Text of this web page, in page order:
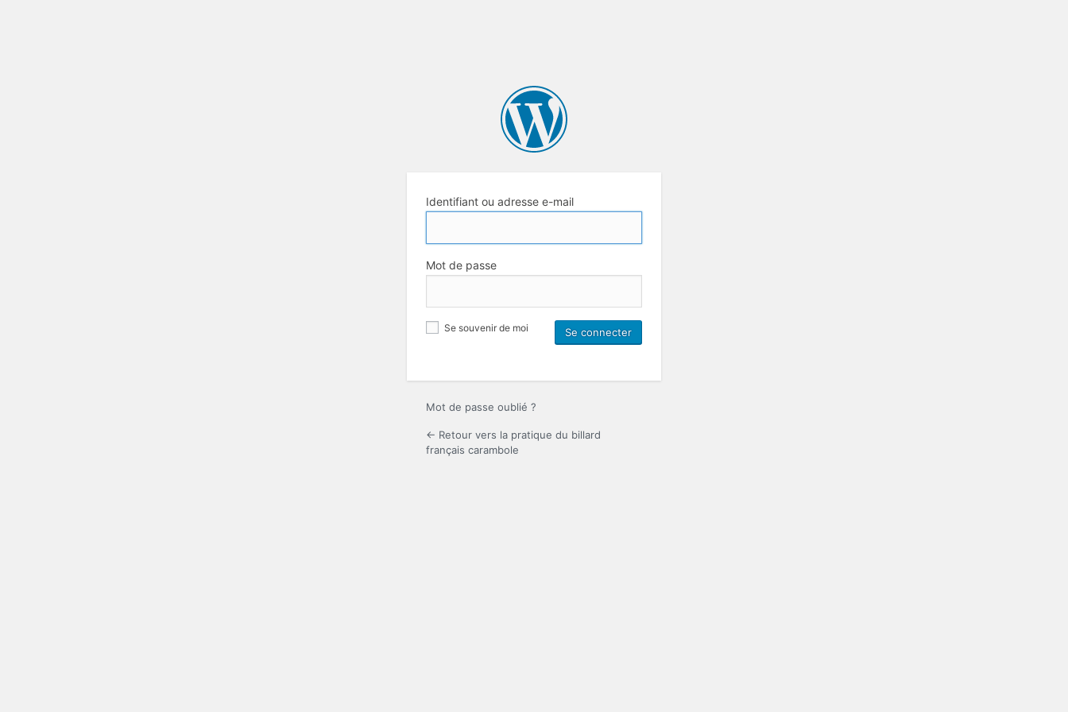
Identifiant ou adresse e-mail
Mot de passe
Se souvenir de moi
Mot de passe oublié ?
← Retour vers la pratique du billard
français carambole